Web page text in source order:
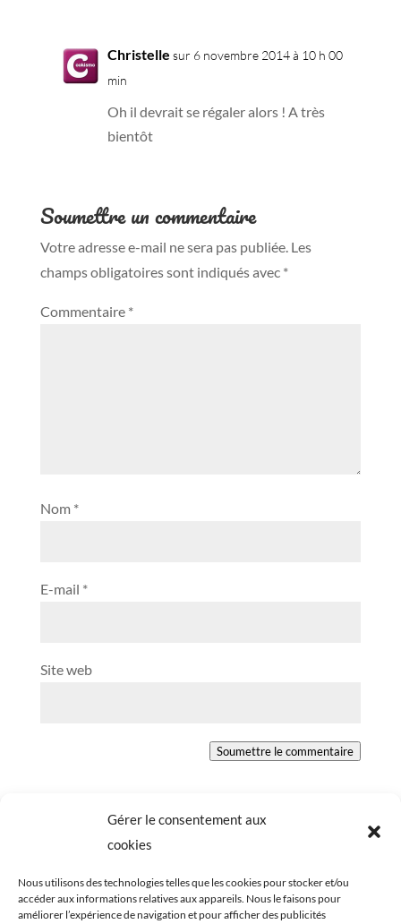
Gérer le consentement aux
cookies
Nous utilisons des technologies telles que les cookies pour stocker et/ou
accéder aux informations relatives aux appareils. Nous le faisons pour
améliorer l’expérience de navigation et pour afficher des publicités
Christelle sur 6 novembre 2014 à 10 h 00
min
Oh il devrait se régaler alors ! A très
bientôt
Soumettre un commentaire
Votre adresse e-mail ne sera pas publiée. Les
champs obligatoires sont indiqués avec *
Commentaire *
Nom *
E-mail *
Site web
Soumettre le commentaire